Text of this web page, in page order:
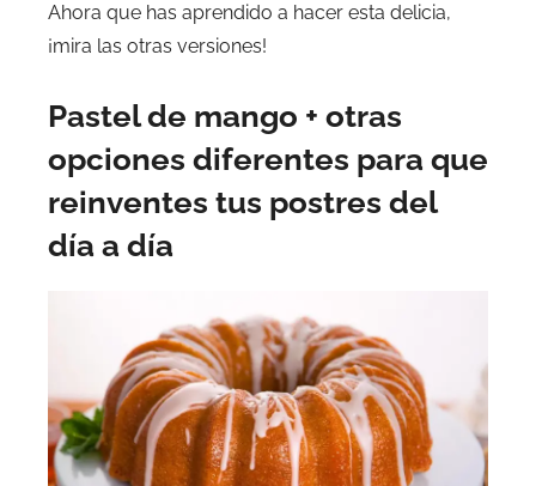
Ahora que has aprendido a hacer esta delicia,
¡mira las otras versiones!
Pastel de mango + otras
opciones diferentes para que
reinventes tus postres del
día a día